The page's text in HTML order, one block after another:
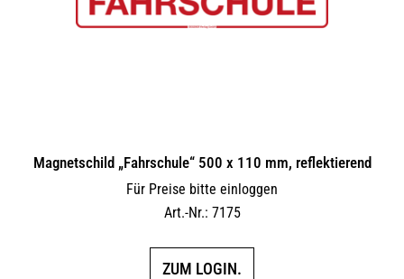
Magnetschild „Fahrschule“ 500 x 110 mm, reflektierend
Für Preise bitte einloggen
Art.-Nr.: 7175
ZUM LOGIN.